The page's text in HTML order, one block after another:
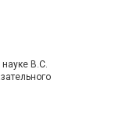
B.C.